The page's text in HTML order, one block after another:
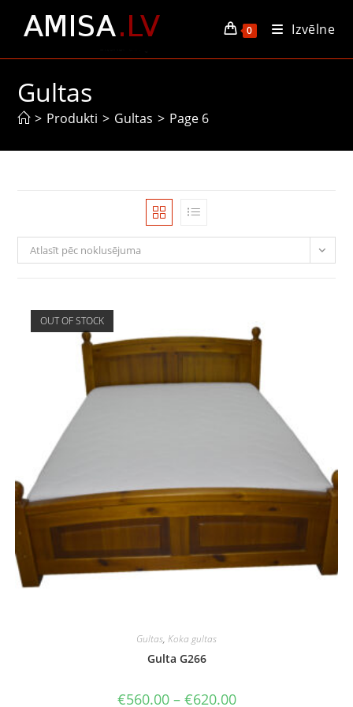
0 Izvēlne
Gultas
> Produkti > Gultas > Page 6
Atlasīt pēc noklusējuma
OUT OF STOCK
Gultas, Koka gultas
Gulta G266
€560.00 – €620.00Price